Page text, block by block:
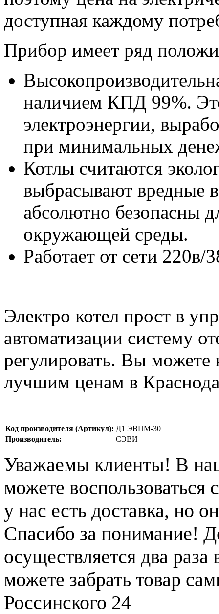
доступная каждому
Прибор имеет ряд
наличием КПД 99%.
электроэнергии,
при минимальных
Котлы считаются
выбрасывают вредные
абсолютно безопасны
окружающей среды.
Работает от сети 220в/
Электро котел прост в
автоматизации систему
регулировать. Вы можете
лучшим ценам в
Код производителя (Артикул): Д1 ЭВПМ-30
Производитель:
СЭВИ
Уважаемы клиенты! В
можете воспользоваться
у нас есть доставка, но
Спасибо за понимание!
осуществляется два
можете забрать товар
Россинского 24